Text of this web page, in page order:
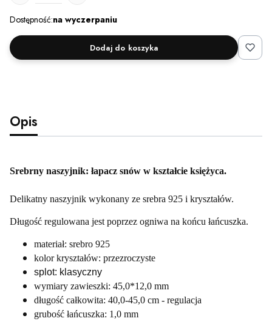
Dostępność:na wyczerpaniu
Dodaj do koszyka
Opis
Srebrny naszyjnik: łapacz snów w kształcie księżyca.
Delikatny naszyjnik wykonany ze srebra 925 i kryształów.
Długość regulowana jest poprzez ogniwa na końcu łańcuszka.
materiał: srebro 925
kolor kryształów: przezroczyste
splot: klasyczny
wymiary zawieszki: 45,0*12,0 mm
długość całkowita: 40,0-45,0 cm - regulacja
grubość łańcuszka: 1,0 mm